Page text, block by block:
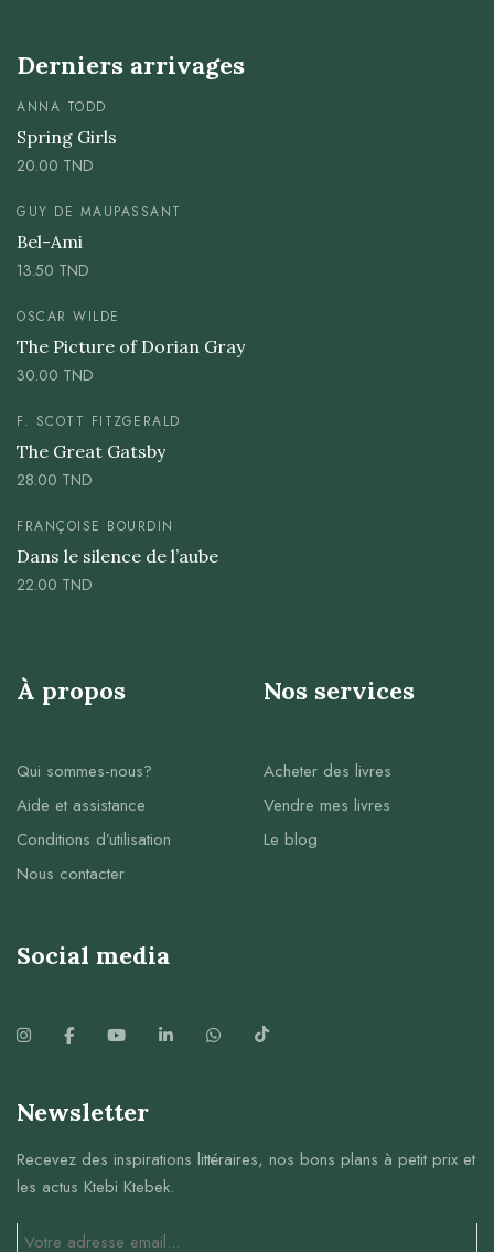
Derniers arrivages
ANNA TODD
Spring Girls
20.00 TND
GUY DE MAUPASSANT
Bel-Ami
13.50 TND
OSCAR WILDE
The Picture of Dorian Gray
30.00 TND
F. SCOTT FITZGERALD
The Great Gatsby
28.00 TND
FRANÇOISE BOURDIN
Dans le silence de l’aube
22.00 TND
À propos
Qui sommes-nous?
Aide et assistance
Conditions d’utilisation
Nous contacter
Nos services
Acheter des livres
Vendre mes livres
Le blog
Social media
Newsletter
Recevez des inspirations littéraires, nos bons plans à petit prix et
les actus Ktebi Ktebek.